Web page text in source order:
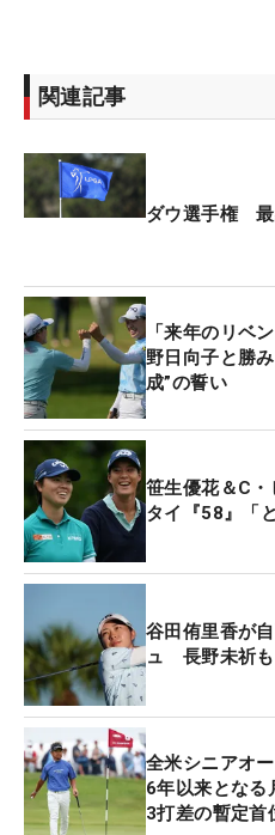
ーすることができたことは
棒”への感謝の気持ちを言
お互いがプレーし、いい
アボール方式で行われた
のミスを帳消しに。力を
日間通してショットはそ
でこういうフォーマット
験」。個人戦とは違うゴ
24歳のユジンも、22歳の
「日本人を選ぶこともで
くれてうれしかった」と
一緒にプレーしたい」とい
これで「全米女子オープ
ロ」のメジャー2試合を含
1週を挟むと、すぐに次は
会「エビアン選手権」（
ートGC）を迎える。2年
3位になっているが、昨
も噛みしめた大会だ。
関連記事
ダウ選手権
「来年のリベ
野日向子と勝
成”の誓い
笹生優花＆C
タイ『58』「
谷田侑里香が
ュ 長野未祈
全米シニアオ
6年以来とな
3打差の暫定首